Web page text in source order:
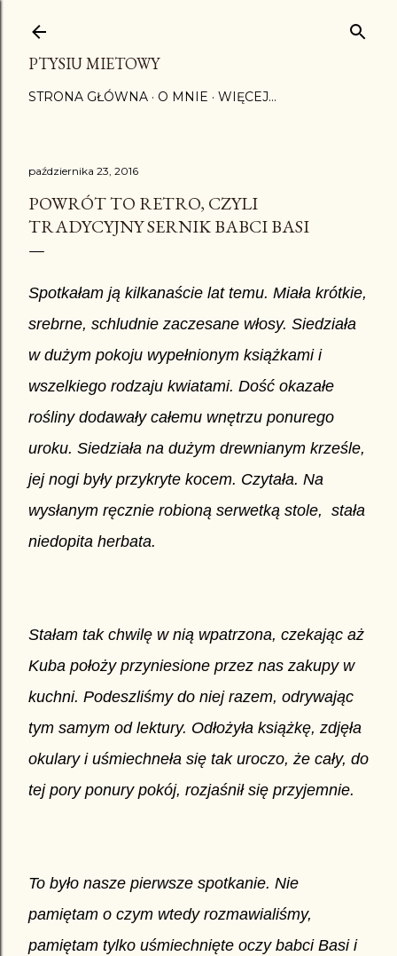
PTYSIU MIETOWY
STRONA GŁÓWNA O MNIE WIĘCEJ…
października 23, 2016
POWRÓT TO RETRO, CZYLI
TRADYCYJNY SERNIK BABCI BASI
Spotkałam ją kilkanaście lat temu. Miała krótkie,
srebrne, schludnie zaczesane włosy. Siedziała
w dużym pokoju wypełnionym książkami i
wszelkiego rodzaju kwiatami. Dość okazałe
rośliny dodawały całemu wnętrzu ponurego
uroku. Siedziała na dużym drewnianym krześle,
jej nogi były przykryte kocem. Czytała. Na
wysłanym ręcznie robioną serwetką stole, stała
niedopita herbata.
Stałam tak chwilę w nią wpatrzona, czekając aż
Kuba położy przyniesione przez nas zakupy w
kuchni. Podeszliśmy do niej razem, odrywając
tym samym od lektury. Odłożyła książkę, zdjęła
okulary i uśmiechneła się tak uroczo, że cały, do
tej pory ponury pokój, rozjaśnił się przyjemnie.
To było nasze pierwsze spotkanie. Nie
pamiętam o czym wtedy rozmawialiśmy,
pamiętam tylko uśmiechnięte oczy babci Basi i